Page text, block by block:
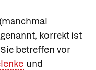
korrekt ist
betreffen vor
und